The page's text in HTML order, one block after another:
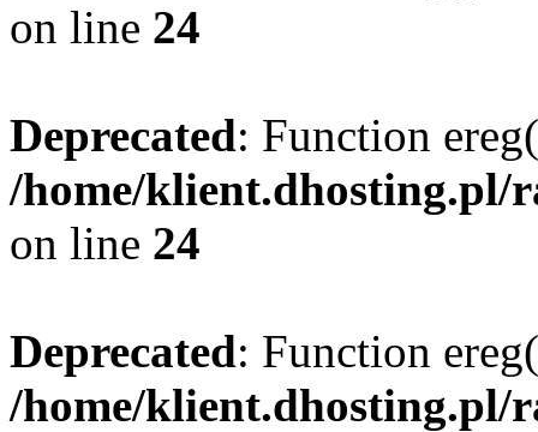
on line 24
Deprecated: Function
/home/klient.dhosting.pl/
on line 24
Deprecated: Function
/home/klient.dhosting.pl/